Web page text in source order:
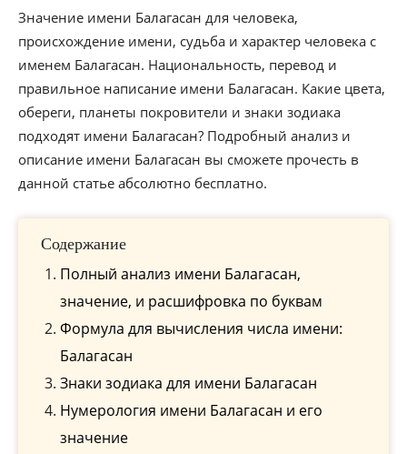
Значение имени Балагасан для человека,
происхождение имени, судьба и характер человека с
именем Балагасан. Национальность, перевод и
правильное написание имени Балагасан. Какие цвета,
обереги, планеты покровители и знаки зодиака
подходят имени Балагасан? Подробный анализ и
описание имени Балагасан вы сможете прочесть в
данной статье абсолютно бесплатно.
Содержание
Полный анализ имени Балагасан,
значение, и расшифровка по буквам
Формула для вычисления числа имени:
Балагасан
Знаки зодиака для имени Балагасан
Нумерология имени Балагасан и его
значение